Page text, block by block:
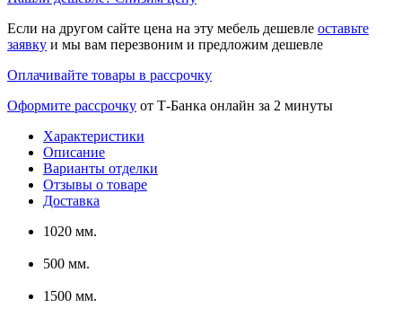
Если на другом сайте цена на эту мебель дешевле оставьте
заявку и мы вам перезвоним и предложим дешевле
Оплачивайте товары в рассрочку
Оформите рассрочку от Т-Банка онлайн за 2 минуты
Характеристики
Описание
Варианты отделки
Отзывы о товаре
Доставка
1020 мм.
500 мм.
1500 мм.